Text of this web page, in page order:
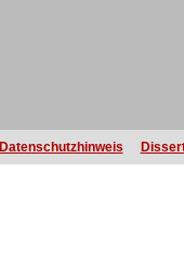
Datenschutzhinweis